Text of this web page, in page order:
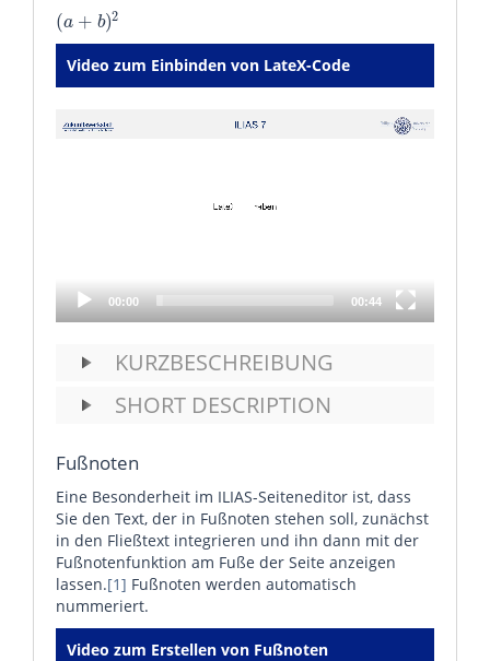
(a + b)2
(a+ b) 2
Video zum Einbinden von LateX-Code
Video
00:00 00:44
KURZBESCHREIBUNG
SHORT DESCRIPTION
Fußnoten
Eine Besonderheit im ILIAS-Seiteneditor ist, dass
Sie den Text, der in Fußnoten stehen soll, zunächst
in den Fließtext integrieren und ihn dann mit der
Fußnotenfunktion am Fuße der Seite anzeigen
lassen.[1] Fußnoten werden automatisch
nummeriert.
Video zum Erstellen von Fußnoten